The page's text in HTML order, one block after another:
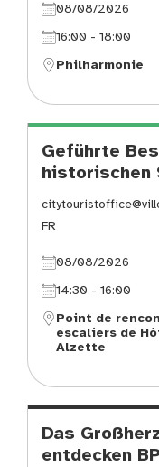
08/08/2026
16:00 - 18:00
Philharmonie
Geführte
historischen
FR
08/08/2026
14:30 - 16:00
Point de
escaliers de
Alzette
Das
entdecken